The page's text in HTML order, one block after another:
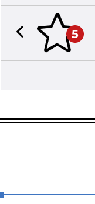
5
Previous slide